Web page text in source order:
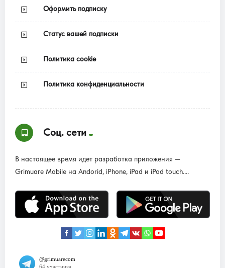
Оформить подписку
Статус вашей подписки
Политика cookie
Политика конфиденциальности
Соц. сети
В настоящее время идет разработка приложения —
Grimuare Mobile на Andorid, iPhone, iPad и iPod touch....